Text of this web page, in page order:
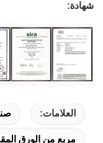
شهادة:
العلامات:
مربع من الورق